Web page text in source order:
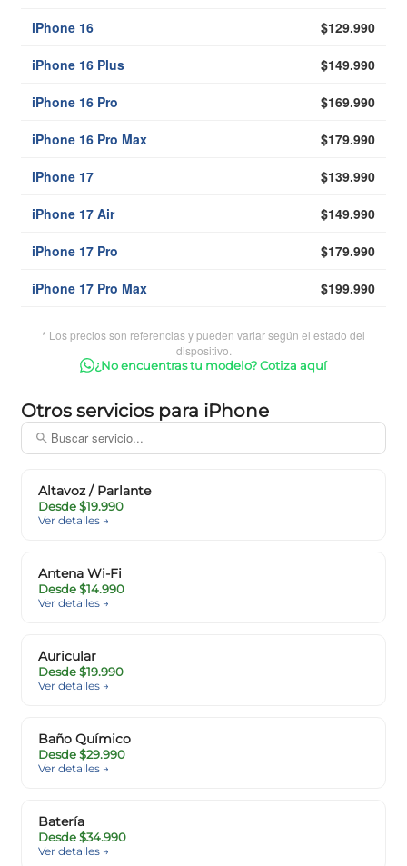
iPhone 16 $129.990
iPhone 16 Plus $149.990
iPhone 16 Pro $169.990
iPhone 16 Pro Max $179.990
iPhone 17 $139.990
iPhone 17 Air $149.990
iPhone 17 Pro $179.990
iPhone 17 Pro Max $199.990
* Los precios son referencias y pueden variar según el estado del
dispositivo.
¿No encuentras tu modelo? Cotiza aquí
Otros servicios para iPhone
Altavoz / Parlante
Desde $19.990
Ver detalles →
Antena Wi-Fi
Desde $14.990
Ver detalles →
Auricular
Desde $19.990
Ver detalles →
Baño Químico
Desde $29.990
Ver detalles →
Batería
Desde $34.990
Ver detalles →